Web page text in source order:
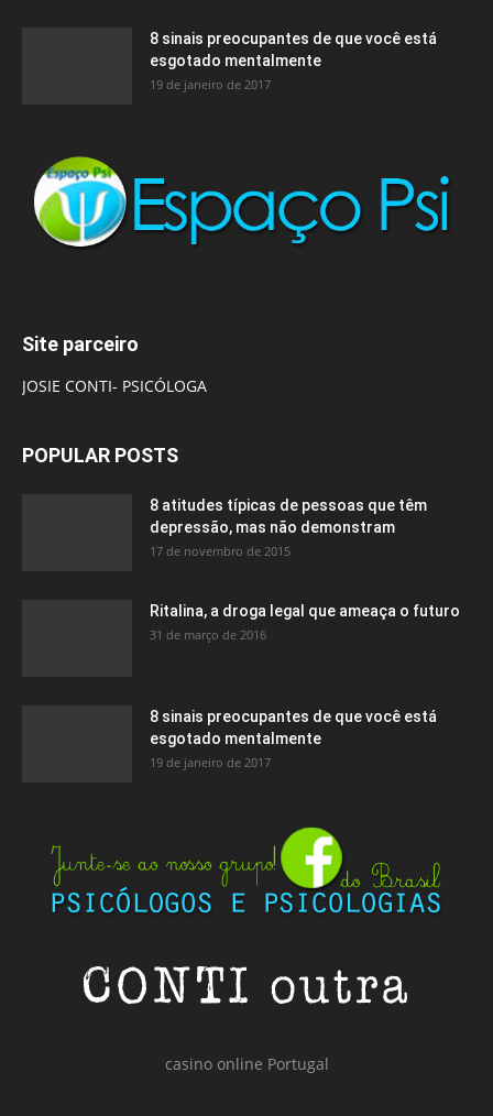
8 sinais preocupantes de que você está
esgotado mentalmente
19 de janeiro de 2017
Site parceiro
JOSIE CONTI- PSICÓLOGA
POPULAR POSTS
8 atitudes típicas de pessoas que têm
depressão, mas não demonstram
17 de novembro de 2015
Ritalina, a droga legal que ameaça o futuro
31 de março de 2016
8 sinais preocupantes de que você está
esgotado mentalmente
19 de janeiro de 2017
casino online Portugal